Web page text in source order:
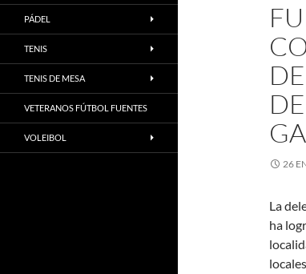
26
La
ha
PÁDEL
TENIS
TENIS DE MESA
VETERANOS FÚTBOL FUENTES
VOLEIBOL